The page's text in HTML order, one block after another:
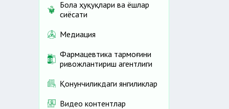
Бола ҳуқуқлари ва ёшлар
сиёсати
Медиация
Фармацевтика тармоғини
ривожлантириш агентлиги
Қонунчиликдаги янгиликлар
Видео контентлар